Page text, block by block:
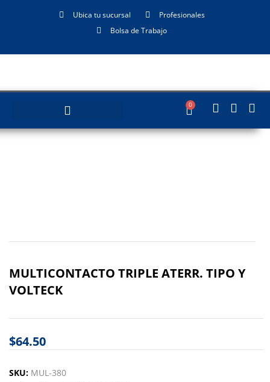
Ubica tu sucursal
Profesionales
Bolsa de Trabajo
0
MULTICONTACTO TRIPLE ATERR. TIPO Y
VOLTECK
$64.50
SKU: MUL-380